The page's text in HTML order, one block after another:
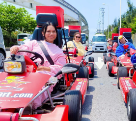
TOP
Om Specifikationer
Adgang Stemme
Virksomhed
Skift butik
Tokyo Shinagawa
Tokyo Akihabara#2